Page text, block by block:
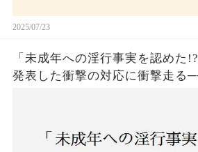
2025/07/23
「未成年への淫行事実を認めた
発表した衝撃の対応に衝撃走る